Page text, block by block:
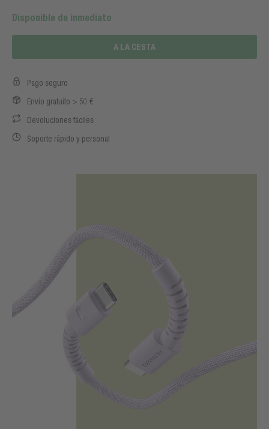
Disponible de inmediato
A LA CESTA
Pago seguro
Envío gratuito > 50 €
Devoluciones fáciles
Soporte rápido y personal